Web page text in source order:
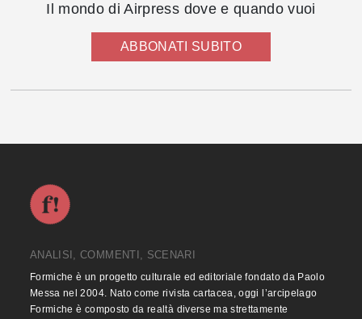
Il mondo di Airpress dove e quando vuoi
ABBONATI SUBITO
ANALISI, COMMENTI, SCENARI
Formiche è un progetto culturale ed editoriale fondato da Paolo
Messa nel 2004. Nato come rivista cartacea, oggi l’arcipelago
Formiche è composto da realtà diverse ma strettamente